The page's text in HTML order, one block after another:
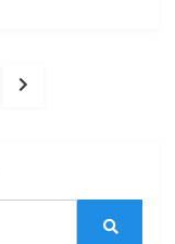
NEXT